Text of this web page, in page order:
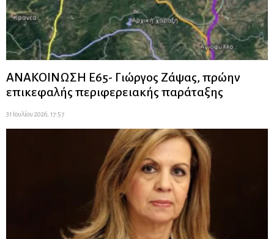
ΑΝΑΚΟΙΝΩΣΗ Ε65- Γιώργος Ζάψας, πρώην
επικεφαλής περιφερειακής παράταξης
31 Ιουλίου 2026, 17:57